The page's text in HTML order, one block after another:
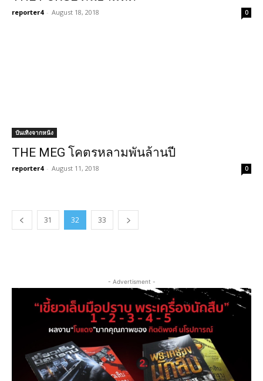
reporter4 - August 18, 2018 0
บันเทิงจากหนัง
THE MEG โคตรหลามพันล้านปี
reporter4 - August 11, 2018 0
31 32 33
- Advertisment -